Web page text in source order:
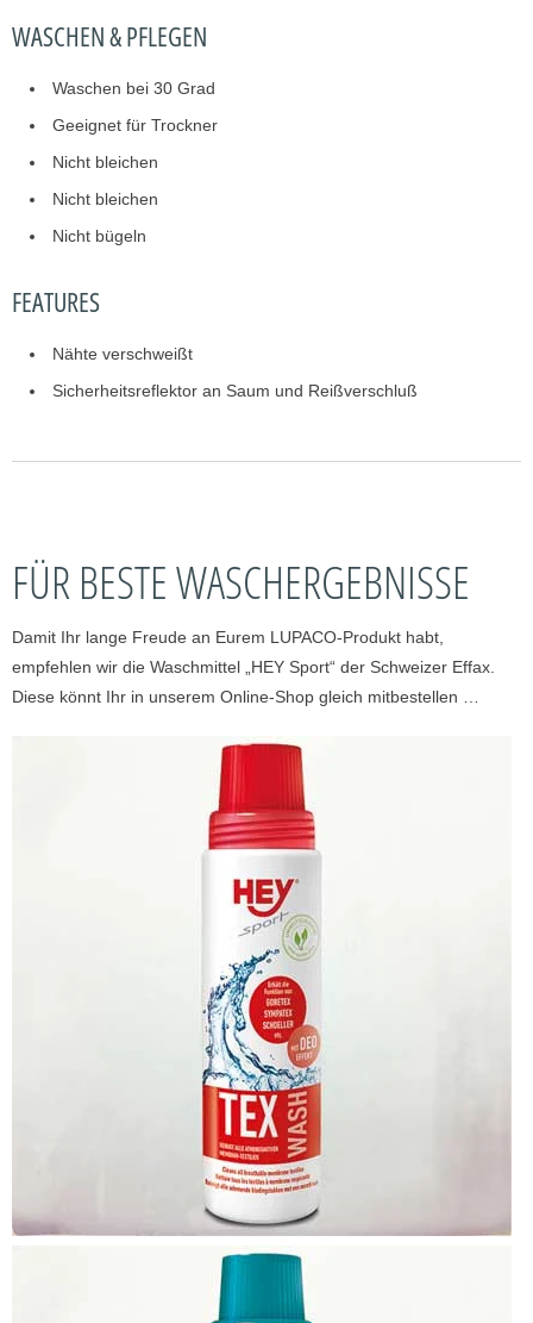
WASCHEN & PFLEGEN
Waschen bei 30 Grad
Geeignet für Trockner
Nicht bleichen
Nicht bleichen
Nicht bügeln
FEATURES
Nähte verschweißt
Sicherheitsreflektor an Saum und Reißverschluß
FÜR BESTE WASCHERGEBNISSE
Damit Ihr lange Freude an Eurem LUPACO-Produkt habt,
empfehlen wir die Waschmittel „HEY Sport“ der Schweizer Effax.
Diese könnt Ihr in unserem Online-Shop gleich mitbestellen …